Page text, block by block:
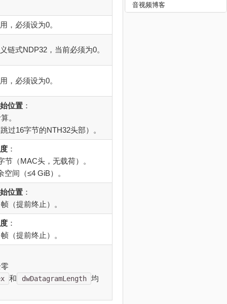
，必须设为0。
链式NDP32，当前必须为0。
，必须设为0。
位置：
。
过16字节的NTH32头部）。
：
节（MAC头，无载荷）。
间（≤4 GiB）。
位置：
（提前终止）。
：
（提前终止）。
和 dwDatagramLength 均
音视频博客